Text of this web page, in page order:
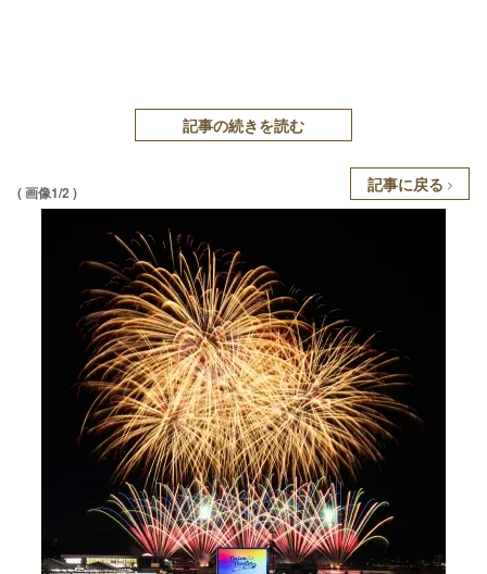
記事の続きを読む
( 画像1/2 ) 記事に戻る